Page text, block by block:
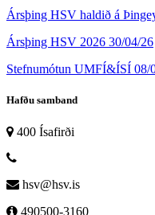
Ársþing HSV haldið á
Ársþing HSV 2026 30/04/26
Stefnumótun UMFÍ&ÍSÍ 08/
Hafðu samband
400 Ísafirði
hsv@hsv.is
490500-3160